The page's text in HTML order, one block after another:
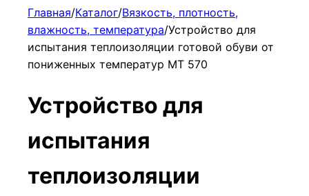
Главная/Каталог/Вязкость, плотность,
влажность, температура/Устройство для
испытания теплоизоляции готовой обуви от
пониженных температур МТ 570
Устройство для
испытания
теплоизоляции